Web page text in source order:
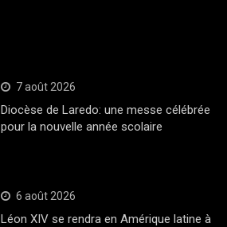
7 août 2026
Diocèse de Laredo: une messe célébrée
pour la nouvelle année scolaire
6 août 2026
Léon XIV se rendra en Amérique latine à